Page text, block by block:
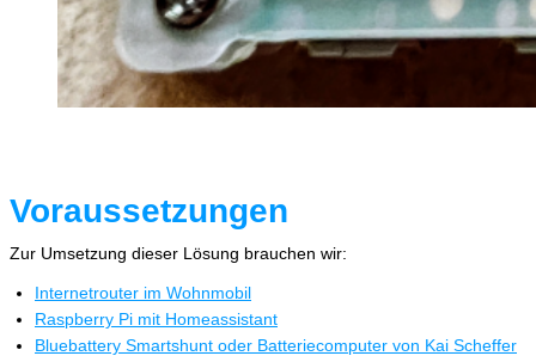
Voraussetzungen
Zur Umsetzung dieser Lösung brauchen wir:
Internetrouter im Wohnmobil
Raspberry Pi mit Homeassistant
Bluebattery Smartshunt oder Batteriecomputer von Kai Scheffer